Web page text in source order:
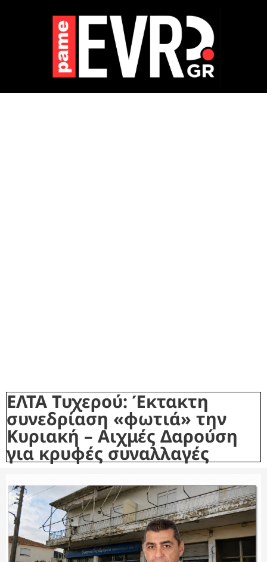
ΕΛΤΑ Τυχερού: Έκτακτη
συνεδρίαση «φωτιά» την
Κυριακή – Αιχμές Δαρούση
για κρυφές συναλλαγές